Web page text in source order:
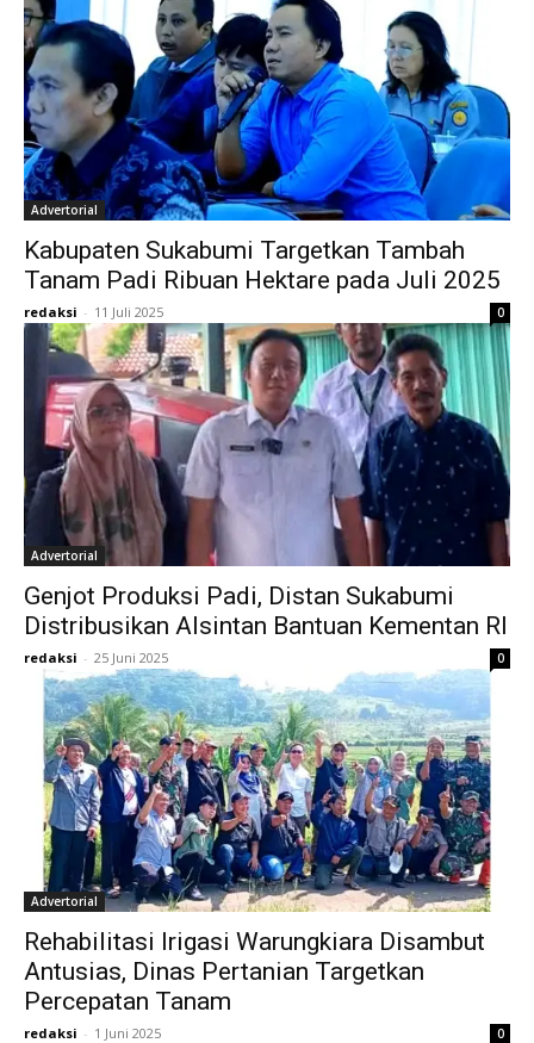
Advertorial
Kabupaten Sukabumi Targetkan Tambah
Tanam Padi Ribuan Hektare pada Juli 2025
redaksi - 11 Juli 2025 0
Advertorial
Genjot Produksi Padi, Distan Sukabumi
Distribusikan Alsintan Bantuan Kementan RI
redaksi - 25 Juni 2025 0
Advertorial
Rehabilitasi Irigasi Warungkiara Disambut
Antusias, Dinas Pertanian Targetkan
Percepatan Tanam
redaksi - 1 Juni 2025 0